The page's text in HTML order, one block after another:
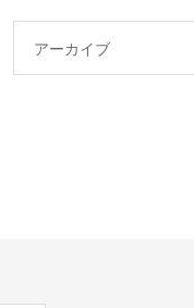
アーカイブ